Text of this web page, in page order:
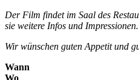
Der Film findet im Saal des
sie weitere Infos und Impressionen.
Wir wünschen guten Appetit und
Wann
Wo